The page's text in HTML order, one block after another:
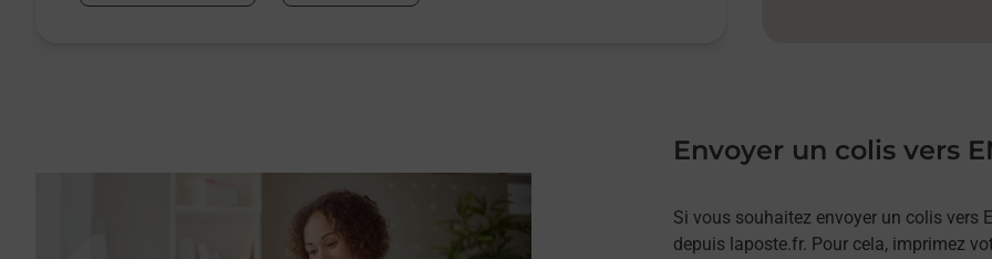
Envoyer un colis vers
Si vous souhaitez envoyer un colis vers
depuis laposte.fr. Pour cela, imprimez